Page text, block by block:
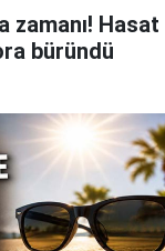
zamanı! Hasat
büründü